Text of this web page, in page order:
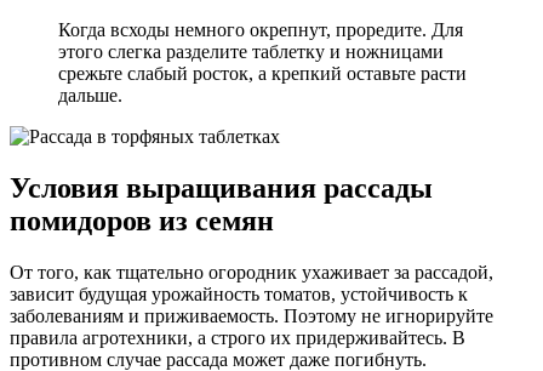
Когда всходы немного окрепнут, проредите. Для
этого слегка разделите таблетку и ножницами
срежьте слабый росток, а крепкий оставьте расти
дальше.
Условия выращивания рассады
помидоров из семян
От того, как тщательно огородник ухаживает за рассадой,
зависит будущая урожайность томатов, устойчивость к
заболеваниям и приживаемость. Поэтому не игнорируйте
правила агротехники, а строго их придерживайтесь. В
противном случае рассада может даже погибнуть.